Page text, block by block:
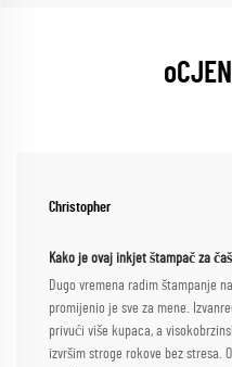
Christopher
Kako je ovaj inkjet štampač za
Dugo vremena radim štampanje
promijenio je sve za mene.
privući više kupaca, a
izvršim stroge rokove bez stresa.